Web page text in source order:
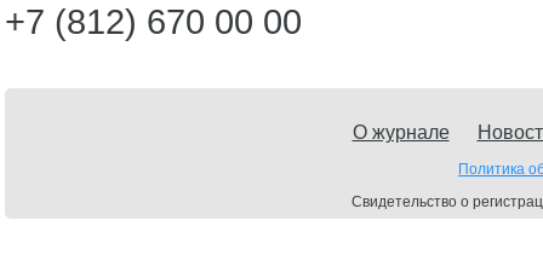
+7 (812) 670 00 00
О журнале
Политика
Свидетельство о